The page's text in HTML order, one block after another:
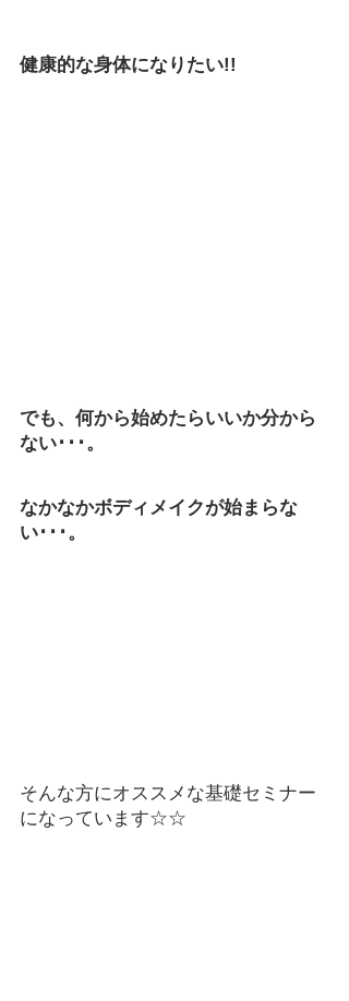
健康的な身体になりたい!!
でも、何から始めたらいいか分から
ない･･･。
なかなかボディメイクが始まらな
い･･･。
そんな方にオススメな基礎セミナー
になっています☆☆